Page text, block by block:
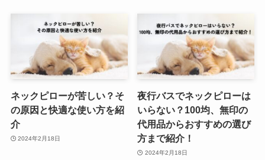
ネックピローが苦しい？そ
の原因と快適な使い方を紹
介
2024年2月18日
夜行バスでネックピローは
いらない？100均、無印の
代用品からおすすめの選び
方まで紹介！
2024年2月18日